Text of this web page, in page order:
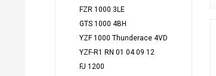
FZR 1000 3LE
GTS 1000 4BH
YZF 1000 Thunderace 4VD
YZF-R1 RN 01 04 09 12
FJ 1200